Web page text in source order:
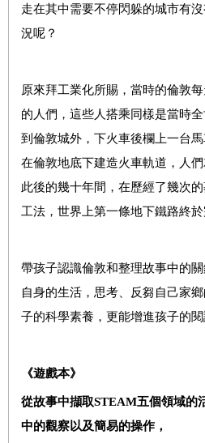
走在其中需要不停閃躲的城市有
況呢？
原來拜工業化所賜，當時的倫敦
的人們，這些人搭乘同樣是當時
到倫敦城外，下火車後欄上一台
在倫敦地底下建造火車軌道，人
此後的幾十年間，在歷經了幾次
工法，世界上第一條地下鐵路終於
帶孩子認識倫敦和整理故事中的
自身的生活，思考、反芻自己家
子的科學素養，更能增進孩子的閱
《遊戲本》
從故事中擷取STEAM五個領域的
中的觀察以及簡易的操作，